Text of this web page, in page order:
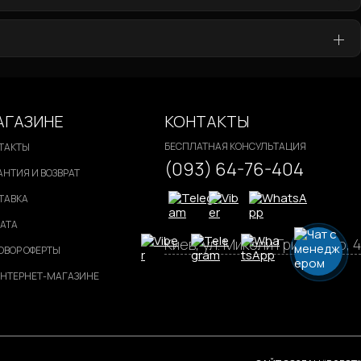
/ RTX 3060 V2
И ВОЗВРАТ
ОФЕРТЫ
МАГАЗИНЕ
КОНТАКТЫ
БЕСПЛАТНАЯ КОНСУЛЬТАЦИЯ
(093) 64-76-404
Киев, ул. Миколи Гринченко, 4